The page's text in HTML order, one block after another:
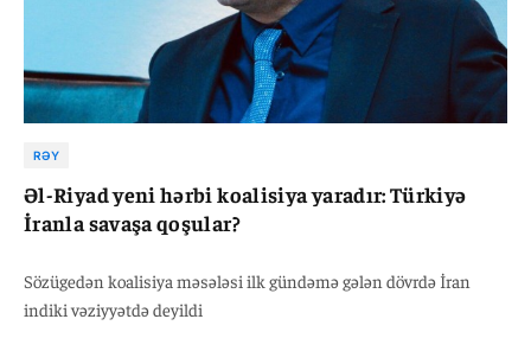
RƏY
Əl-Riyad yeni hərbi koalisiya yaradır: Türkiyə
İranla savaşa qoşular?
Sözügedən koalisiya məsələsi ilk gündəmə gələn dövrdə İran
indiki vəziyyətdə deyildi